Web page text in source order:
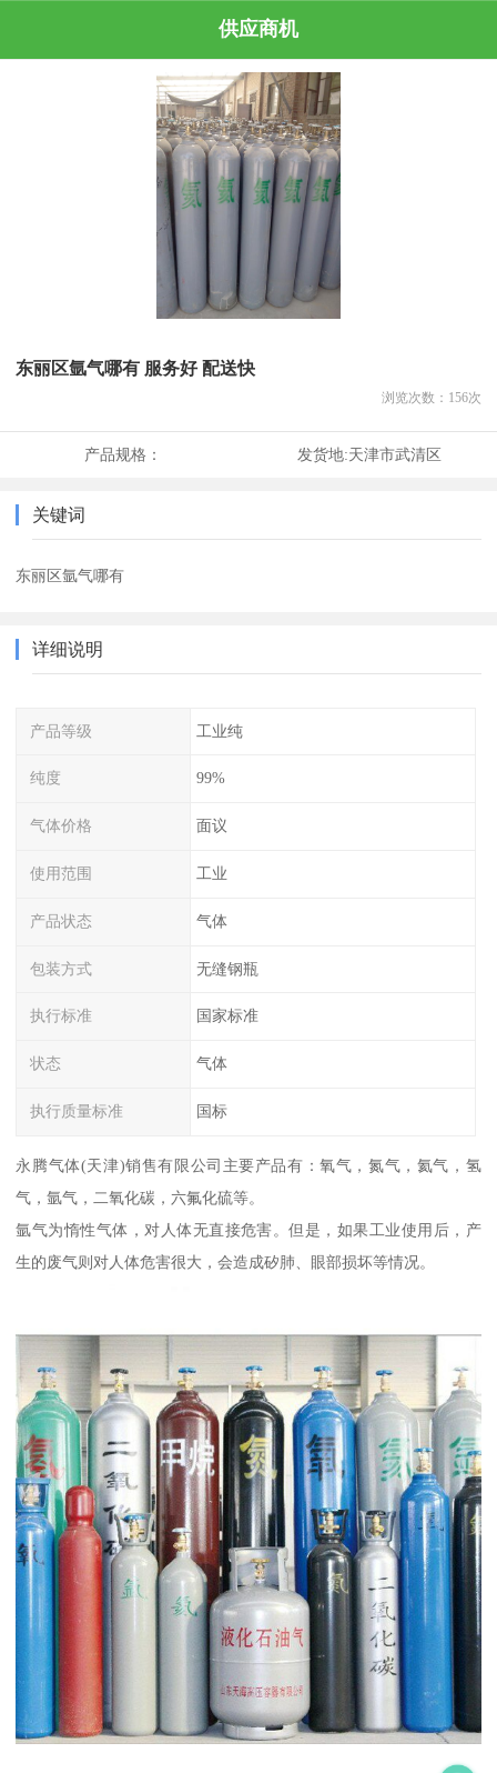
供应商机
东丽区氩气哪有 服务好 配送快
浏览次数： 156次
产品规格： 发货地:天津市武清区
关键词
东丽区氩气哪有
详细说明
产品等级 工业纯
纯度 99%
气体价格 面议
使用范围 工业
产品状态 气体
包装方式 无缝钢瓶
执行标准 国家标准
状态 气体
执行质量标准 国标
永腾气体(天津)销售有限公司主要产品有：氧气，氮气，氦气，氢
气，氩气，二氧化碳，六氟化硫等。
氩气为惰性气体，对人体无直接危害。但是，如果工业使用后，产
生的废气则对人体危害很大，会造成矽肺、眼部损坏等情况。